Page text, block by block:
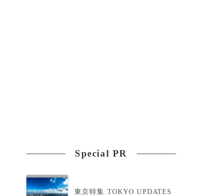
Special PR
東京特集:TOKYO UPDATES